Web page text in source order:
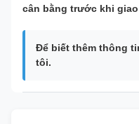
cân bằng trước khi
Để biết thêm thông
tôi.